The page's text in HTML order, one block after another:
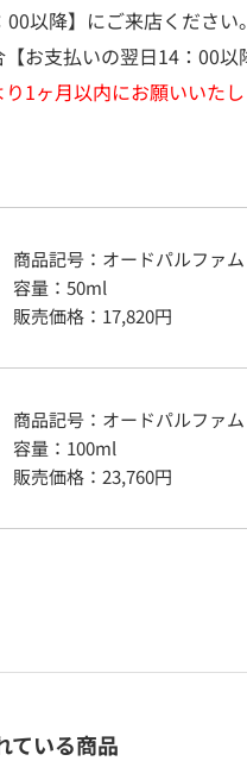
以降】にご来店ください。
お支払いの翌日14：00以
1ヶ月以内にお願いいたし
商品記号： オードパルファム
容量 ： 50ml
販売価格： 17,820円
商品記号： オードパルファム
容量 ： 100ml
販売価格： 23,760円
ている商品